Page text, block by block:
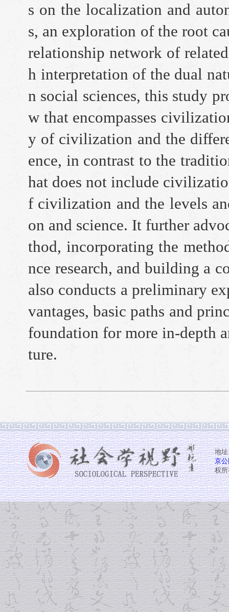
s on the localization and
s, an exploration of the root
relationship network of
h interpretation of the dual
n social sciences, this study
w that encompasses
y of civilization and the
ence, in contrast to the
hat does not include
f civilization and the levels
on and science. It further
thod, incorporating the
nce research, and building a
also conducts a preliminary
vantages, basic paths and
foundation for more in-depth
ture.
地
京
权